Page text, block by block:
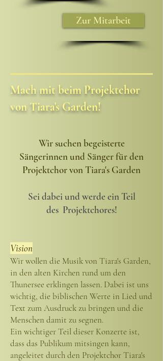
Zur Mitarbeit
Mach mit beim Projektchor
von Tiara's Garden!
Wir suchen begeisterte
Sängerinnen und Sänger für den
Projektchor von Tiara's Garden
Sei dabei und werde ein Teil
des Projektchores!
Vision
Wir wollen die Musik von Tiara's Garden,
in den alten Kirchen rund um den
Thunersee erklingen lassen. Dabei ist uns
wichtig, die biblischen Werte in Lied und
Text zum Ausdruck zu bringen und die
Menschen damit zu segnen.
Ein wichtiger Teil dieser Konzerte ist,
dass das Publikum mitsingen kann,
angeleitet durch den Projektchor Tiara's